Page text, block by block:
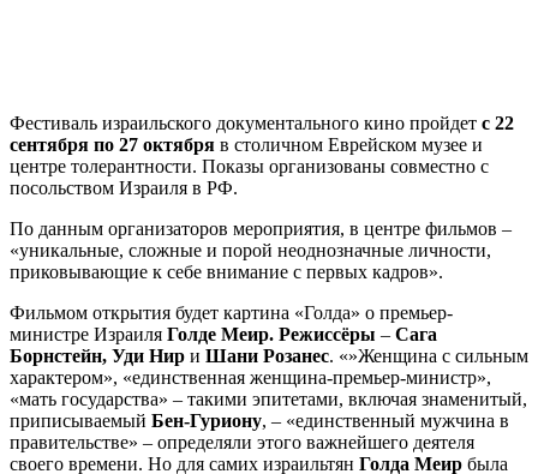
Фестиваль израильского документального кино пройдет с 22
сентября по 27 октября в столичном Еврейском музее и
центре толерантности. Показы организованы совместно с
посольством Израиля в РФ.
По данным организаторов мероприятия, в центре фильмов –
«уникальные, сложные и порой неоднозначные личности,
приковывающие к себе внимание с первых кадров».
Фильмом открытия будет картина «Голда» о премьер-
министре Израиля Голде Меир. Режиссёры – Сага
Борнстейн, Уди Нир и Шани Розанес. «»Женщина с сильным
характером», «единственная женщина-премьер-министр»,
«мать государства» – такими эпитетами, включая знаменитый,
приписываемый Бен-Гуриону, – «единственный мужчина в
правительстве» – определяли этого важнейшего деятеля
своего времени. Но для самих израильтян Голда Меир была